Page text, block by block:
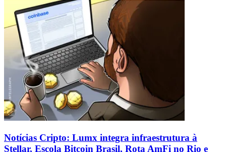
Notícias Cripto: Lumx integra infraestrutura à
Stellar, Escola Bitcoin Brasil, Rota AmFi no Rio e